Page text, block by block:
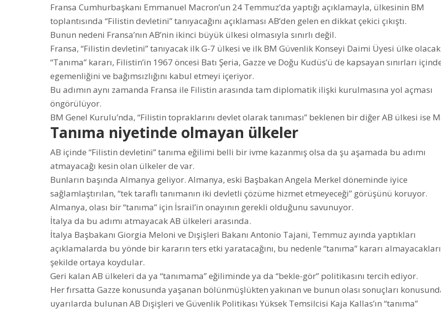
Fransa Cumhurbaşkanı Emmanuel Macron’un 24 Temmuz’da yaptığı açıklamayla, ülkesinin BM
toplantısında “Filistin devletini” tanıyacağını açıklaması AB’den gelen en dikkat çekici çıkıştı.
Bunun nedeni Fransa’nın AB’nin ikinci büyük ülkesi olmasıyla sınırlı değil.
Fransa, “Filistin devletini” tanıyacak ilk G-7 ülkesi ve ilk BM Güvenlik Konseyi Daimi Üyesi ülke
“Tanıma” kararı, Filistin’in 1967 öncesi Batı Şeria, Gazze ve Doğu Kudüs’ü de kapsayan sınırları
egemenliğini ve bağımsızlığını kabul etmeyi içeriyor.
Bu adımın aynı zamanda Fransa ile Filistin arasında tam diplomatik ilişki kurulmasına yol açması
öngörülüyor.
BM Genel Kurulu’nda, “Filistin topraklarını devlet olarak tanıması” beklenen bir diğer AB ülkesi ise
Tanıma niyetinde olmayan ülkeler
AB içinde “Filistin devletini” tanıma eğilimi belli bir ivme kazanmış olsa da şu aşamada bu adımı
atmayacağı kesin olan ülkeler de var.
Bunların başında Almanya geliyor. Almanya, eski Başbakan Angela Merkel döneminde iyice
sağlamlaştırılan, “tek taraflı tanımanın iki devletli çözüme hizmet etmeyeceği” görüşünü koruyor.
Almanya, olası bir “tanıma” için İsrail’in onayının gerekli olduğunu savunuyor.
İtalya da bu adımı atmayacak AB ülkeleri arasında.
İtalya Başbakanı Giorgia Meloni ve Dışişleri Bakanı Antonio Tajani, Temmuz ayında yaptıkları
açıklamalarda bu yönde bir kararın ters etki yaratacağını, bu nedenle “tanıma” kararı
şekilde ortaya koydular.
Geri kalan AB ülkeleri da ya “tanımama” eğiliminde ya da “bekle-gör” politikasını tercih ediyor.
Her fırsatta Gazze konusunda yaşanan bölünmüşlükten yakınan ve bunun olası sonuçları
uyarılarda bulunan AB Dışişleri ve Güvenlik Politikası Yüksek Temsilcisi Kaja Kallas’ın “tanıma”